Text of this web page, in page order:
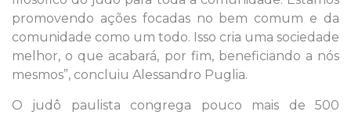
promovendo ações focadas no bem comum e da
comunidade como um todo. Isso cria uma sociedade
melhor, o que acabará, por fim, beneficiando a nós
mesmos”, concluiu Alessandro Puglia.
O judô paulista congrega pouco mais de 500